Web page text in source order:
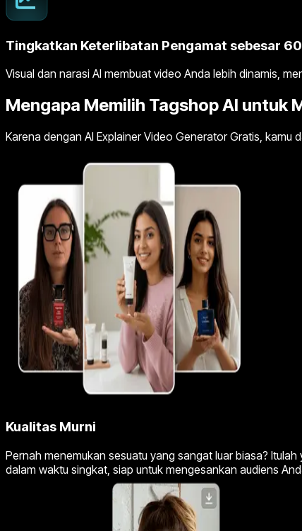
Tingkatkan Keterlibatan Pengamat sebesar
Visual dan narasi AI membuat video Anda lebih dinamis,
Mengapa Memilih Tagshop AI untuk
Karena dengan AI Explainer Video Generator Gratis,
Kualitas Murni
Pernah menemukan sesuatu yang sangat luar biasa?
dalam waktu singkat, siap untuk mengesankan audiens